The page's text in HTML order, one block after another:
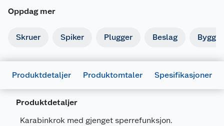
Oppdag mer
Skruer Spiker Plugger Beslag
Produktdetaljer Produktomtaler Spesifikasjoner
Produktdetaljer
Karabinkrok med gjenget sperrefunksjon.
Artikkelnummer
Leverandørens artikkelnummer